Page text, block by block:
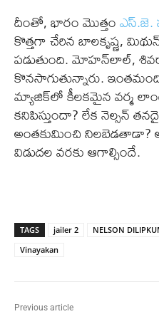
దీంతో, భారం మొత్తంఎస్.జె.
కొత్తగా చేరిన బాలకృష్ణ,
పడుతుంది. మోహన్‌లాల్,
కొనసాగుతున్నారు. ఇంతమంది
మ్యాజిక్‌లో కీలకమైన వర్మ
కనిపిస్తుందా? లేక నెల్సన్
అంతకుమించి
విడుదల వరకు ఆగాల్సిందే.
TAGS jailer 2 NELSON
Vinayakan
Previous article